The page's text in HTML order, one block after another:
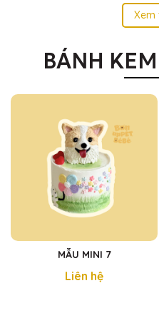
Xem
BÁNH
MẪU MINI 7
Liên hệ